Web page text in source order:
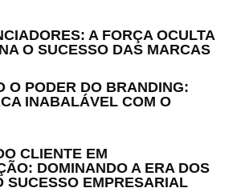
A FORÇA OCULTA
O SUCESSO DAS MARCAS
O PODER DO BRANDING:
INABALÁVEL COM O
CLIENTE EM
DOMINANDO A ERA DOS
SUCESSO EMPRESARIAL